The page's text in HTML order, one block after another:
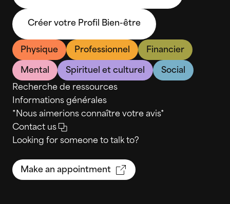
Créer votre Profil Bien-être
Physique Professionnel Financier
Mental Spirituel et culturel
Social
Recherche de ressources
Informations générales
*Nous aimerions connaître votre avis*
Contact us
Looking for someone to talk to?
Make an appointment